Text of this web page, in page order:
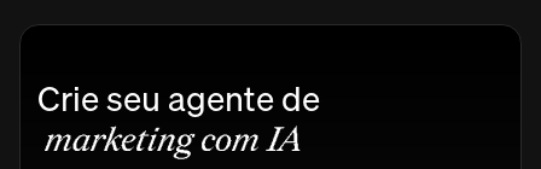
Crie seu agente de
marketing com IA